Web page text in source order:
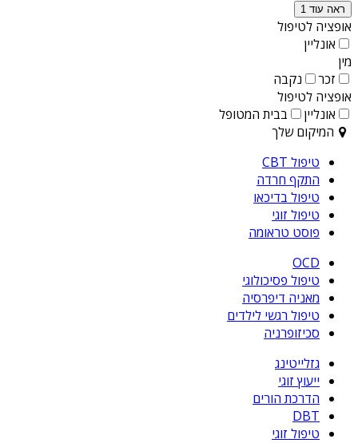
ראה עוד 1
אופציה לטיפול
אונליין
מין
זכר
נקבה
אופציה לטיפול
אונליין
בבית המטופל
המיקום שלך
טיפול CBT
התקף חרדה
טיפול בדיכאו
טיפול זוגי
פוסט טראומה
OCD
טיפול פסיכולוגי
מאניה דיפרסיה
טיפול רגשי לילדים
סכיזופרניה
גזלייטינג
ייעוץ זוגי
הדרכת הורים
DBT
טיפול זוגי